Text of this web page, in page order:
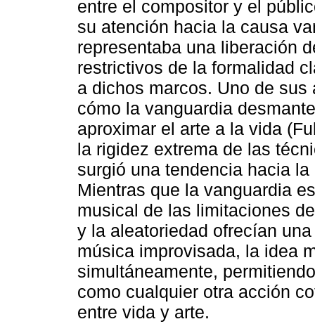
entre el compositor y el
su atención hacia la causa
representaba una liberación
restrictivos de la formalidad
a dichos marcos. Uno de
cómo la vanguardia
aproximar el arte a la vida
la rigidez extrema de las
surgió una tendencia hacia
Mientras que la vanguardia
musical de las limitaciones
y la aleatoriedad ofrecían
música improvisada, la idea
simultáneamente,
como cualquier otra acción
entre vida y arte.